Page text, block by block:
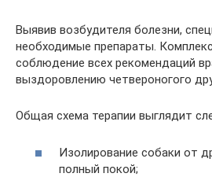
Выявив возбудителя болезни,
необходимые препараты.
соблюдение всех рекомендаций
выздоровлению четвероногого
Общая схема терапии выглядит
Изолирование собаки от
полный покой;